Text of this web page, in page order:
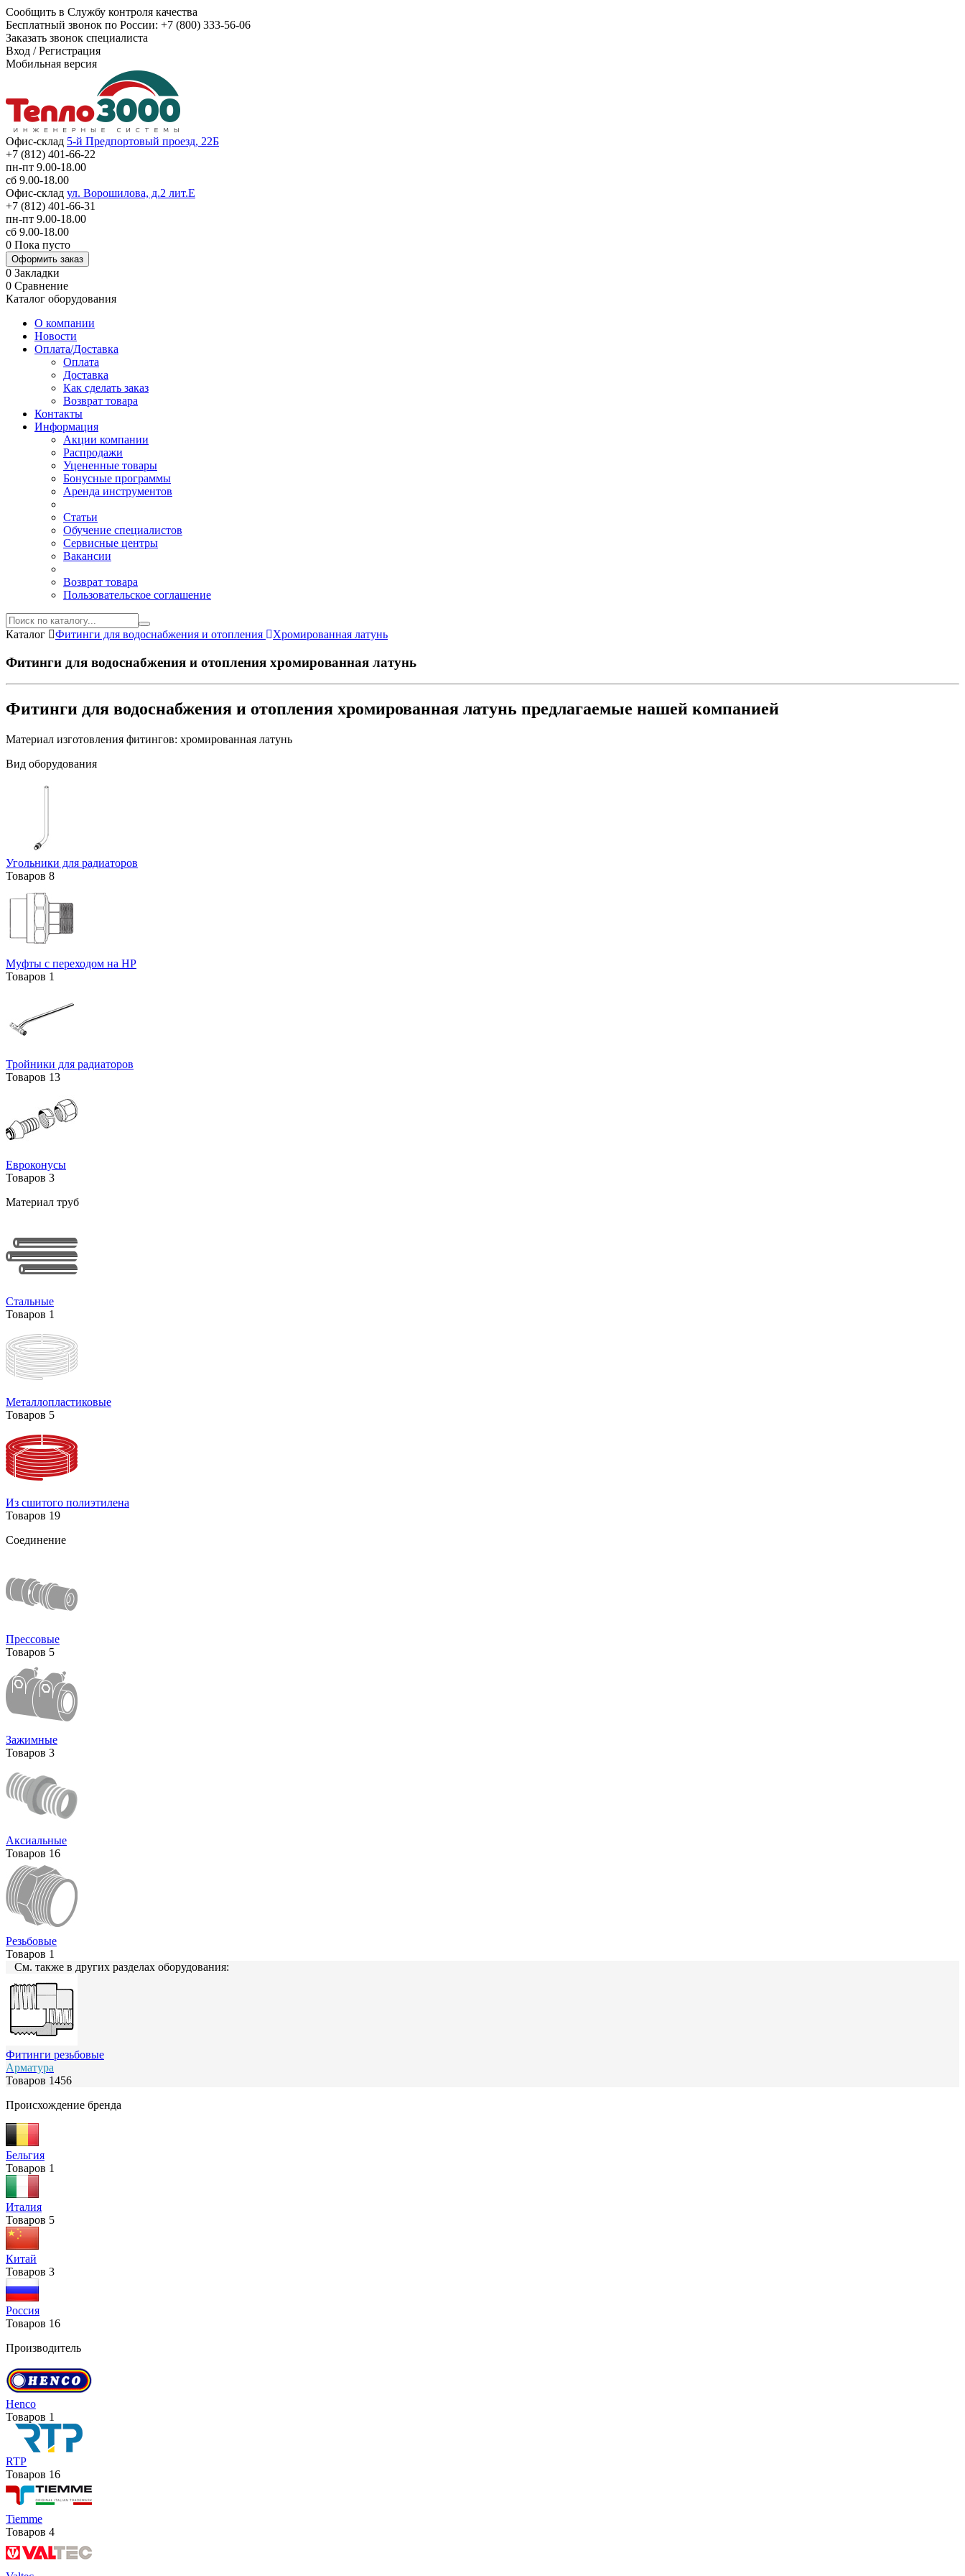
Сообщить в Службу контроля качества
Бесплатный звонок по России: +7 (800) 333-56-06
Заказать звонок специалиста
Вход /Регистрация
Мобильная версия
Офис-склад 5-й Предпортовый проезд, 22Б
+7 (812) 401-66-22
пн-пт 9.00-18.00
сб 9.00-18.00
Офис-склад ул. Ворошилова, д.2 лит.Е
+7 (812) 401-66-31
пн-пт 9.00-18.00
сб 9.00-18.00
0 Пока пусто
Оформить заказ
0 Закладки
0 Сравнение
Каталог оборудования
О компании
Новости
Оплата/Доставка
Оплата
Доставка
Как сделать заказ
Возврат товара
Контакты
Информация
Акции компании
Распродажи
Уцененные товары
Бонусные программы
Аренда инструментов
Статьи
Обучение специалистов
Сервисные центры
Вакансии
Возврат товара
Пользовательское соглашение
Каталог Фитинги для водоснабжения и отопления Хромированная латунь
Фитинги для водоснабжения и отопления хромированная латунь
Фитинги для водоснабжения и отопления хромированная латунь предлагаемые нашей компанией
Материал изготовления фитингов: хромированная латунь
Вид оборудования
Угольники для радиаторов
Товаров 8
Муфты с переходом на НР
Товаров 1
Тройники для радиаторов
Товаров 13
Евроконусы
Товаров 3
Материал труб
Стальные
Товаров 1
Металлопластиковые
Товаров 5
Из сшитого полиэтилена
Товаров 19
Соединение
Прессовые
Товаров 5
Зажимные
Товаров 3
Аксиальные
Товаров 16
Резьбовые
Товаров 1
См. также в других разделах оборудования:
Фитинги резьбовые
Арматура
Товаров 1456
Происхождение бренда
Бельгия
Товаров 1
Италия
Товаров 5
Китай
Товаров 3
Россия
Товаров 16
Производитель
Henco
Товаров 1
RTP
Товаров 16
Tiemme
Товаров 4